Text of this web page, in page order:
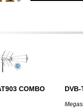
COMBO